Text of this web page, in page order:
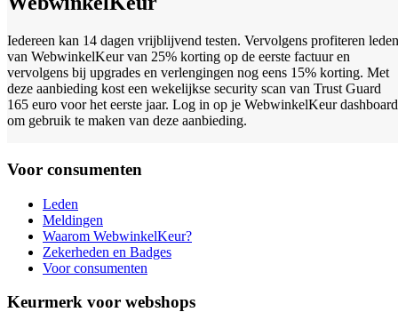
Iedereen kan 14 dagen vrijblijvend testen. Vervolgens profiteren leden
van WebwinkelKeur van 25% korting op de eerste factuur en
vervolgens bij upgrades en verlengingen nog eens 15% korting. Met
deze aanbieding kost een wekelijkse security scan van Trust Guard
165 euro voor het eerste jaar. Log in op je WebwinkelKeur dashboard
om gebruik te maken van deze aanbieding.
Voor consumenten
Leden
Meldingen
Waarom WebwinkelKeur?
Zekerheden en Badges
Voor consumenten
Keurmerk voor webshops